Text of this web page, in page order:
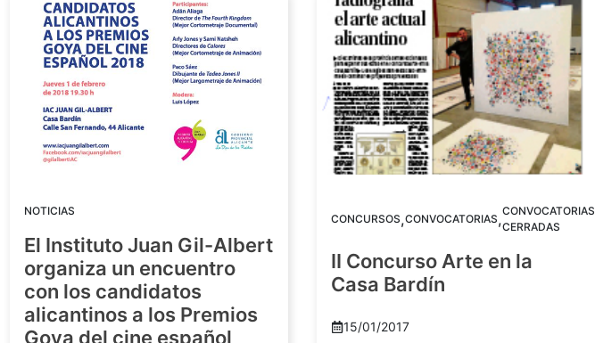
NOTICIAS
El Instituto Juan Gil-Albert
organiza un encuentro
con los candidatos
alicantinos a los Premios
Goya del cine español
CONCURSOS,CONVOCATORIAS,CONVOCATORIAS
CERRADAS
II Concurso Arte en la
Casa Bardín
15/01/2017